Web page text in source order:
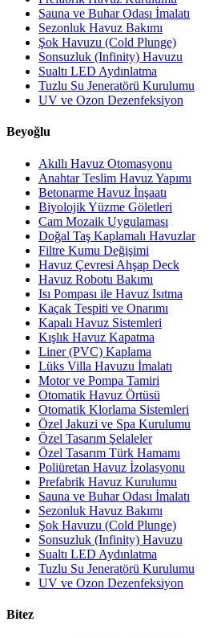
Sauna ve Buhar Odası İmalatı
Sezonluk Havuz Bakımı
Şok Havuzu (Cold Plunge)
Sonsuzluk (Infinity) Havuzu
Sualtı LED Aydınlatma
Tuzlu Su Jeneratörü Kurulumu
UV ve Ozon Dezenfeksiyon
Beyoğlu
Akıllı Havuz Otomasyonu
Anahtar Teslim Havuz Yapımı
Betonarme Havuz İnşaatı
Biyolojik Yüzme Göletleri
Cam Mozaik Uygulaması
Doğal Taş Kaplamalı Havuzlar
Filtre Kumu Değişimi
Havuz Çevresi Ahşap Deck
Havuz Robotu Bakımı
Isı Pompası ile Havuz Isıtma
Kaçak Tespiti ve Onarımı
Kapalı Havuz Sistemleri
Kışlık Havuz Kapatma
Liner (PVC) Kaplama
Lüks Villa Havuzu İmalatı
Motor ve Pompa Tamiri
Otomatik Havuz Örtüsü
Otomatik Klorlama Sistemleri
Özel Jakuzi ve Spa Kurulumu
Özel Tasarım Şelaleler
Özel Tasarım Türk Hamamı
Poliüretan Havuz İzolasyonu
Prefabrik Havuz Kurulumu
Sauna ve Buhar Odası İmalatı
Sezonluk Havuz Bakımı
Şok Havuzu (Cold Plunge)
Sonsuzluk (Infinity) Havuzu
Sualtı LED Aydınlatma
Tuzlu Su Jeneratörü Kurulumu
UV ve Ozon Dezenfeksiyon
Bitez